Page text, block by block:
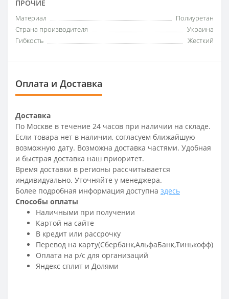
ПРОЧИЕ
Материал
Полиуретан
Страна производителя
Украина
Гибкость
Жесткий
Оплата и Доставка
Доставка
По Москве в течение 24 часов при наличии на складе.
Если товара нет в наличии, согласуем ближайшую
возможную дату. Возможна доставка частями. Удобная
и быстрая доставка наш приоритет.
Время доставки в регионы рассчитывается
индивидуально. Уточняйте у менеджера.
Более подробная информация доступна здесь
Способы оплаты
Наличными при получении
Картой на сайте
В кредит или рассрочку
Перевод на карту(Сбербанк,АльфаБанк,Тинькофф)
Оплата на р/c для организаций
Яндекс сплит и Долями